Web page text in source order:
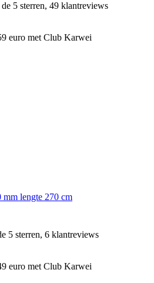
5 sterren, 49 klantreviews
euro met Club Karwei
lengte 270 cm
5 sterren, 6 klantreviews
euro met Club Karwei